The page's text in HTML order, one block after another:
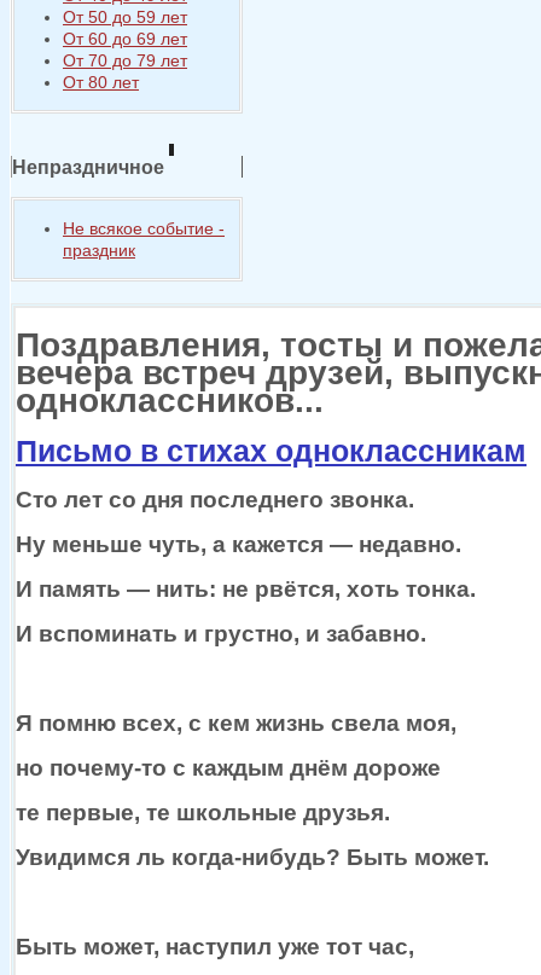
От 50 до 59 лет
От 60 до 69 лет
От 70 до 79 лет
От 80 лет
Непраздничное
Не всякое событие -
праздник
Поздравления, тосты и
вечера встреч друзей,
одноклассников...
Письмо в стихах одноклассникам
Сто лет со дня последнего звонка.
Ну меньше чуть, а кажется — недавно.
И память — нить: не рвётся, хоть тонка.
И вспоминать и грустно, и забавно.
Я помню всех, с кем жизнь свела моя,
но почему-то с каждым днём дороже
те первые, те школьные друзья.
Увидимся ль когда-нибудь? Быть может.
Быть может, наступил уже тот час,